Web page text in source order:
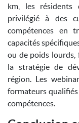
km, les résidents
privilégié à des
compétences en
capacités
ou de poids
la stratégie de
région. Les
formateurs
compétences.